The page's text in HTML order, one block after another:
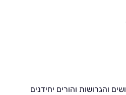
והגרושות והורים יחידנים